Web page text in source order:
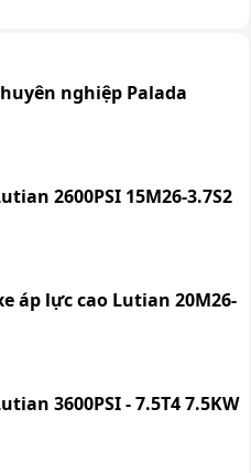
nghiệp Palada
2600PSI 15M26-3.7S2
áp lực cao Lutian 20M26-
3600PSI - 7.5T4 7.5KW